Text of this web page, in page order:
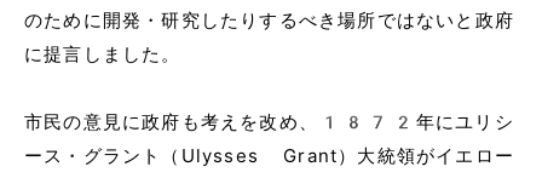
のために開発・研究したりするべき場所ではないと政府
に提言しました。
市民の意見に政府も考えを改め、1872年にユリシ
ース・グラント（Ulysses Grant）大統領がイエロー